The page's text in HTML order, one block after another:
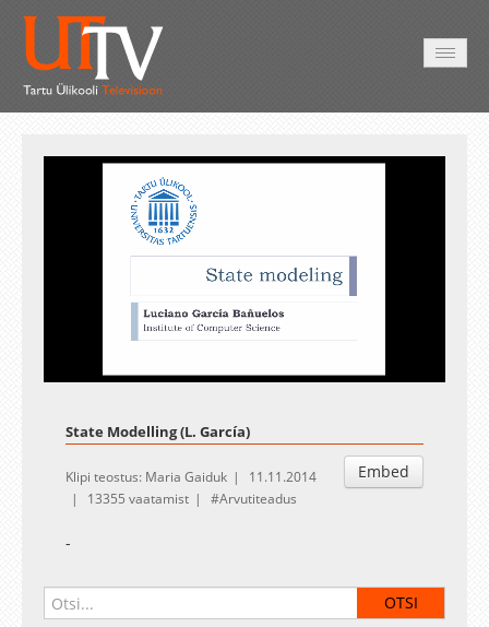
Unmute
2.28%
Esituskiirused
State Modelling (L. García)
Embed
Klipi teostus: Maria Gaiduk
11.11.2014
13355 vaatamist
Arvutiteadus
-